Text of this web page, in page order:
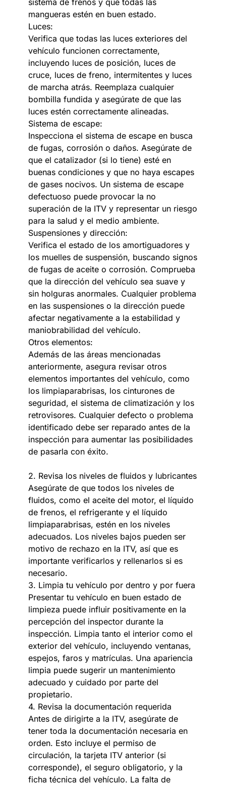
sistema de frenos y que todas las
mangueras estén en buen estado.
Luces:
Verifica que todas las luces exteriores del
vehículo funcionen correctamente,
incluyendo luces de posición, luces de
cruce, luces de freno, intermitentes y luces
de marcha atrás. Reemplaza cualquier
bombilla fundida y asegúrate de que las
luces estén correctamente alineadas.
Sistema de escape:
Inspecciona el sistema de escape en busca
de fugas, corrosión o daños. Asegúrate de
que el catalizador (si lo tiene) esté en
buenas condiciones y que no haya escapes
de gases nocivos. Un sistema de escape
defectuoso puede provocar la no
superación de la ITV y representar un riesgo
para la salud y el medio ambiente.
Suspensiones y dirección:
Verifica el estado de los amortiguadores y
los muelles de suspensión, buscando signos
de fugas de aceite o corrosión. Comprueba
que la dirección del vehículo sea suave y
sin holguras anormales. Cualquier problema
en las suspensiones o la dirección puede
afectar negativamente a la estabilidad y
maniobrabilidad del vehículo.
Otros elementos:
Además de las áreas mencionadas
anteriormente, asegura revisar otros
elementos importantes del vehículo, como
los limpiaparabrisas, los cinturones de
seguridad, el sistema de climatización y los
retrovisores. Cualquier defecto o problema
identificado debe ser reparado antes de la
inspección para aumentar las posibilidades
de pasarla con éxito.
2. Revisa los niveles de fluidos y lubricantes
Asegúrate de que todos los niveles de
fluidos, como el aceite del motor, el líquido
de frenos, el refrigerante y el líquido
limpiaparabrisas, estén en los niveles
adecuados. Los niveles bajos pueden ser
motivo de rechazo en la ITV, así que es
importante verificarlos y rellenarlos si es
necesario.
3. Limpia tu vehículo por dentro y por fuera
Presentar tu vehículo en buen estado de
limpieza puede influir positivamente en la
percepción del inspector durante la
inspección. Limpia tanto el interior como el
exterior del vehículo, incluyendo ventanas,
espejos, faros y matrículas. Una apariencia
limpia puede sugerir un mantenimiento
adecuado y cuidado por parte del
propietario.
4. Revisa la documentación requerida
Antes de dirigirte a la ITV, asegúrate de
tener toda la documentación necesaria en
orden. Esto incluye el permiso de
circulación, la tarjeta ITV anterior (si
corresponde), el seguro obligatorio, y la
ficha técnica del vehículo. La falta de